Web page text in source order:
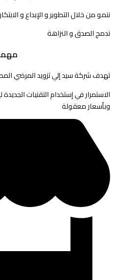
ننمو من خلال التطوير و الإبداع و الابتكار
ندمج الصدق و النزاهة
تهدف شركة سيد إلي تزويد المرضي
الاستمرار في إستخدام التقنيات
وبأسعار معقولة